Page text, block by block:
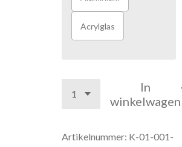
Acrylglas
In
winkelwagen
Artikelnummer: K-01-001-